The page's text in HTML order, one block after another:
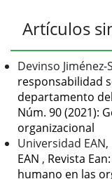
Detalles
del
artículo
Artículos
Devinso Jiménez-
responsabilidad
departamento
Núm. 90 (2021):
organizacional
Universidad EAN,
EAN , Revista
humano en las